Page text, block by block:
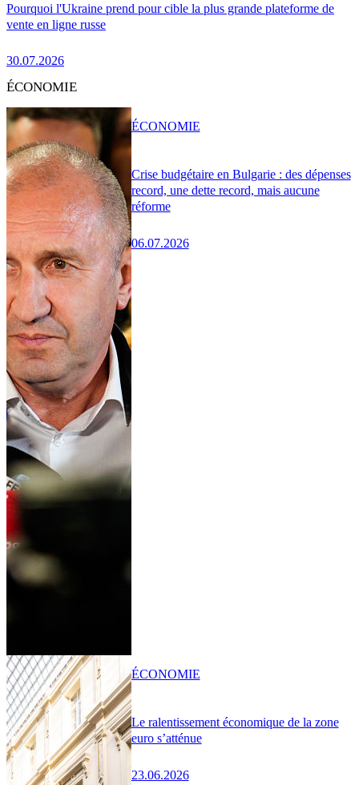
Pourquoi l'Ukraine prend pour cible la plus grande plateforme de
vente en ligne russe
30.07.2026
ÉCONOMIE
Crise budgétaire en Bulgarie : des dépenses
record, une dette record, mais aucune
réforme
06.07.2026
ÉCONOMIE
Le ralentissement économique de la zone
euro s’atténue
23.06.2026
ÉCONOMIE